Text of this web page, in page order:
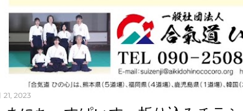
21, 2023